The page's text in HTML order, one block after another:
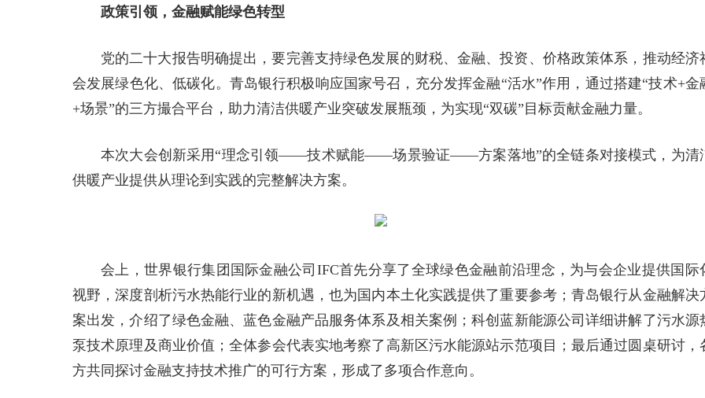
政策引领，金融赋能绿色转型
党的二十大报告明确提出，要完善支持绿色发展的财税、金融、投资、价格政策体系，推动经济
会发展绿色化、低碳化。青岛银行积极响应国家号召，充分发挥金融“活水”作用，通过搭建“技术+金
+场景”的三方撮合平台，助力清洁供暖产业突破发展瓶颈，为实现“双碳”目标贡献金融力量。
本次大会创新采用“理念引领——技术赋能——场景验证——方案落地”的全链条对接模式，为清
供暖产业提供从理论到实践的完整解决方案。
会上，世界银行集团国际金融公司IFC首先分享了全球绿色金融前沿理念，为与会企业提供国际
视野，深度剖析污水热能行业的新机遇，也为国内本土化实践提供了重要参考；青岛银行从金融解决
案出发，介绍了绿色金融、蓝色金融产品服务体系及相关案例；科创蓝新能源公司详细讲解了污水源
泵技术原理及商业价值；全体参会代表实地考察了高新区污水能源站示范项目；最后通过圆桌研讨，
方共同探讨金融支持技术推广的可行方案，形成了多项合作意向。